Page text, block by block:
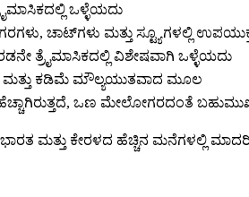
ಒಳ್ಳೆಯದು
ಚಾಟ್‌ಗಳು ಮತ್ತು ಸ್ಟ್ಯೂಗಳಲ್ಲಿ
ತ್ರೈಮಾಸಿಕದಲ್ಲಿ ವಿಶೇಷವಾಗಿ ಒಳ್ಳೆಯದು
ಮತ್ತು ಕಡಿಮೆ ಮೌಲ್ಯಯುತವಾದ ಮೂಲ
ಒಣ ಮೇಲೋಗರದಂತೆ ಬಹುಮುಖ
ಮತ್ತು ಕೇರಳದ ಹೆಚ್ಚಿನ ಮನೆಗಳಲ್ಲಿ